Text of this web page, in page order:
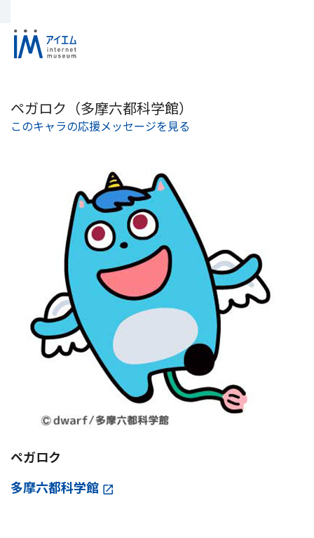
ペガロク（多摩六都科学館）
このキャラの応援メッセージを見る
ペガロク
多摩六都科学館